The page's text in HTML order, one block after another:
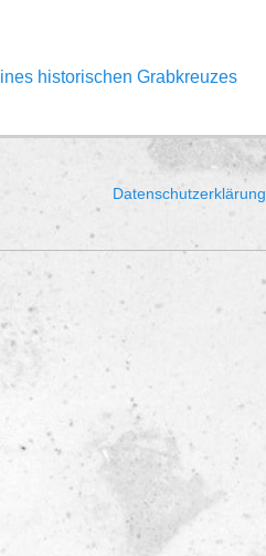
historischen Grabkreuzes
Datenschutzerklärung